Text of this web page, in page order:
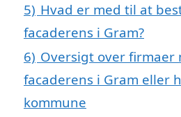
5) Hvad er med til at
facaderens i Gram?
6) Oversigt over firmaer
facaderens i Gram eller
kommune